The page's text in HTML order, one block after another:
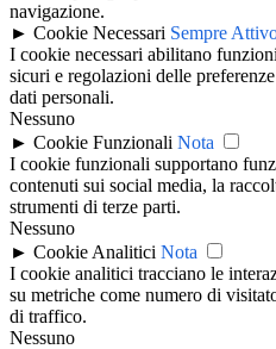
navigazione.
► Cookie Necessari Sempre
I cookie necessari abilitano
sicuri e regolazioni delle
dati personali.
Nessuno
► Cookie Funzionali Nota
I cookie funzionali supportano
contenuti sui social media, la
strumenti di terze parti.
Nessuno
► Cookie Analitici Nota
I cookie analitici tracciano le
su metriche come numero di
di traffico.
Nessuno